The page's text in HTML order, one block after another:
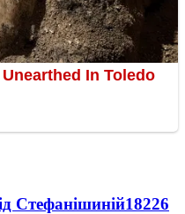
Стефанішиній18226